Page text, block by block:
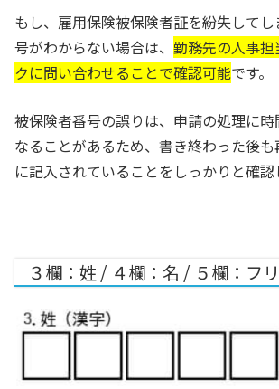
もし、雇用保険被保険者証を紛失して
号がわからない場合は、 勤務先の人事
クに問い合わせることで確認可能です。
被保険者番号の誤りは、申請の処理に
なることがあるため、書き終わった後
に記入されていることをしっかりと確認
３欄：姓 / ４欄：名 / ５欄：フ